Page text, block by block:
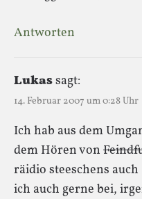
Antworten
Lukassagt:
14. Februar 2007 um 0:28 Uhr
Ich hab aus dem
dem Hören von
räidio steeschens
ich auch gerne bei,